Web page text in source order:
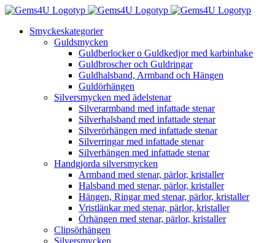
Fortsätt
innehålletSmyckeskategorier
Guldsmycken
Guldberlocker o Guldkedjor med karbinhake
Guldbroscher och Guldringar
Guldhalsband, Armband och Hängen
Guldörhängen
Silversmycken med ädelstenar
Silverarmband med infattade stenar
Silverhalsband med infattade stenar
Silverörhängen med infattade stenar
Silverringar med infattade stenar
Silverhängen med infattade stenar
Handgjorda silversmycken
Armband med stenar, pärlor, kristaller
Halsband med stenar, pärlor, kristaller
Hängen, Ringar med stenar, pärlor, kristaller
Vristlänkar med stenar, pärlor, kristaller
Örhängen med stenar, pärlor, kristaller
Clipsörhängen
Silversmycken